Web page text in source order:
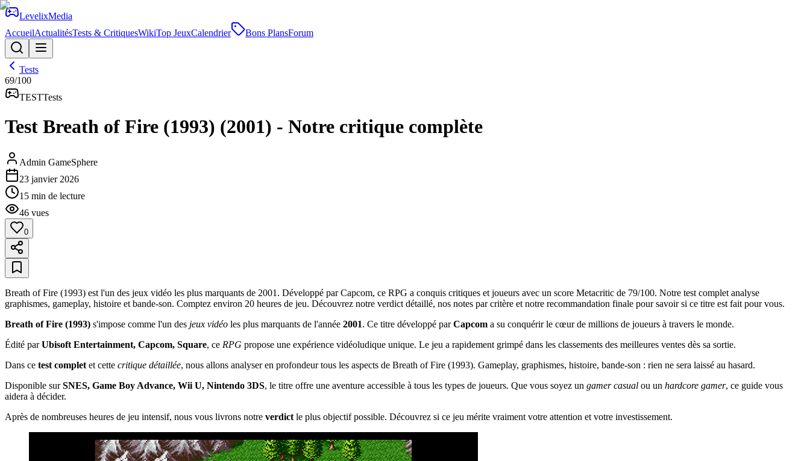
LevelixMedia
AccueilActualitésTests & CritiquesWikiTop JeuxCalendrier Bons PlansForum
Tests
69/100
TESTTests
Test Breath of Fire (1993) (2001) - Notre critique complète
Admin GameSphere
23 janvier 2026
15 min de lecture
46 vues
0
Breath of Fire (1993) est l'un des jeux vidéo les plus marquants de 2001. Développé par Capcom, ce RPG a conquis critiques et joueurs avec un score Metacritic de 79/100. Notre test complet analyse
graphismes, gameplay, histoire et bande-son. Comptez environ 20 heures de jeu. Découvrez notre verdict détaillé, nos notes par critère et notre recommandation finale pour savoir si ce titre est fait pour vous.
Breath of Fire (1993) s'impose comme l'un des jeux vidéo les plus marquants de l'année 2001. Ce titre développé parCapcom a su conquérir le cœur de millions de joueurs à travers le monde.
Édité parUbisoft Entertainment, Capcom, Square, ce RPG propose une expérience vidéoludique unique. Le jeu a rapidement grimpé dans les classements des meilleures ventes dès sa sortie.
Dans ce test complet et cette critique détaillée, nous allons analyser en profondeur tous les aspects de Breath of Fire (1993). Gameplay, graphismes, histoire, bande-son : rien ne sera laissé au hasard.
Disponible surSNES, Game Boy Advance, Wii U, Nintendo 3DS, le titre offre une aventure accessible à tous les types de joueurs. Que vous soyez un gamer casual ou un hardcore gamer, ce guide vous
aidera à décider.
Après de nombreuses heures de jeu intensif, nous vous livrons notre verdict le plus objectif possible. Découvrez si ce jeu mérite vraiment votre attention et votre investissement.